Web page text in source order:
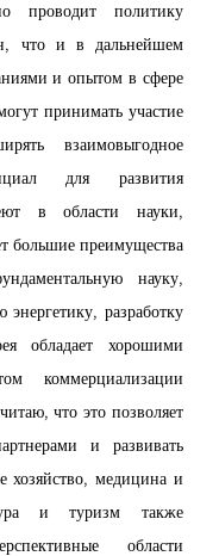
проводит политику
что и в дальнейшем
и опытом в сфере
принимать участие
взаимовыгодное
для развития
в области науки,
большие преимущества
науку,
разработку
обладает хорошими
коммерциализации
что это позволяет
и развивать
хозяйство, медицина и
и туризм также
области